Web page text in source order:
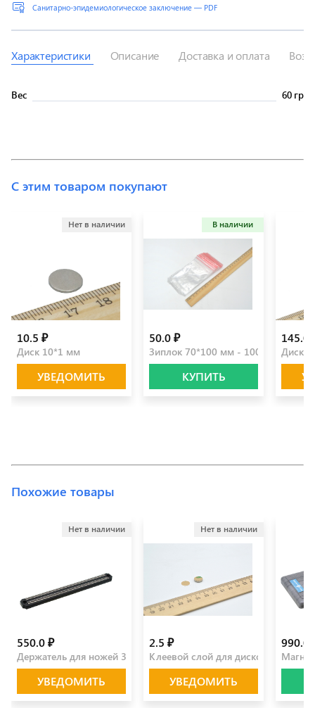
Санитарно-эпидемиологическое заключение — PDF
Характеристики Описание Доставка и оплата
Вес 60 гр
С этим товаром покупают
Нет в наличии
10.5 ₽
Диск 10*1 мм
УВЕДОМИТЬ
В наличии
50.0 ₽
Зиплок 70*100 мм - 100 шт
КУПИТЬ
145.0
Диск
Похожие товары
Нет в наличии
550.0 ₽
Держатель для ножей 35 см
УВЕДОМИТЬ
Нет в наличии
2.5 ₽
Клеевой слой для дисков 10 мм
УВЕДОМИТЬ
990.0